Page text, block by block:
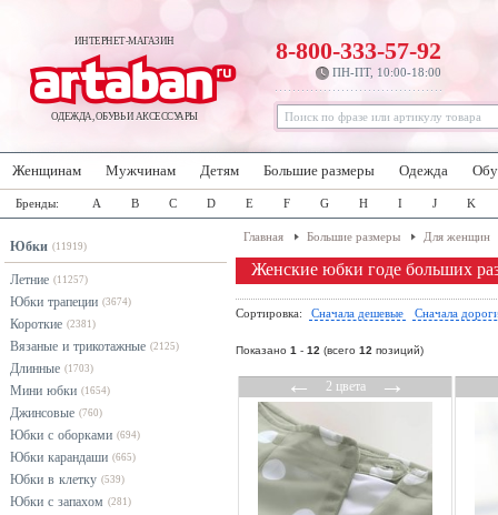
ИНТЕРНЕТ-МАГАЗИН
ОДЕЖДА, ОБУВЬ И АКСЕССУАРЫ
8-800-333-57-92
ПН-ПТ, 10:00-18:00
Женщинам Мужчинам Детям Большие размеры Одежда
Бренды: A B C D E F G H I J K
Юбки (11919)
Летние (11257)
Юбки трапеции (3674)
Короткие (2381)
Вязаные и трикотажные (2125)
Длинные (1703)
Мини юбки (1654)
Джинсовые (760)
Юбки с оборками (694)
Юбки карандаши (665)
Юбки в клетку (539)
Юбки с запахом (281)
Главная Большие размеры Для женщин
Женские юбки годе больших
Сортировка: Сначала дешевые Сначала
Показано 1 - 12 (всего 12 позиций)
←2 цвета→